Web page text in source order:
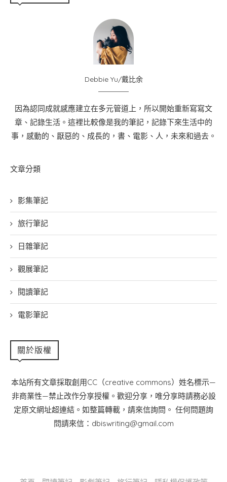
Debbie Yu/戴比余
因為認同成就感應建立在多元管道上，所以開始重新寫寫文
章、記錄生活。這裡比較像是我的筆記，記錄下來生活中的
事，感動的、厭惡的、成長的，書、電影、人，未來和過去。
文章分類
影集筆記
旅行筆記
日雜筆記
觀展筆記
閱讀筆記
電影筆記
關於版權
本站所有文章採取創用CC（creative commons）姓名標示—
非商業性—禁止改作分享授權。歡迎分享，唯分享時請務必設
定原文網址超連結。如整篇轉載，請來信詢問。 任何問題詢
問請來信：dbiswriting@gmail.com